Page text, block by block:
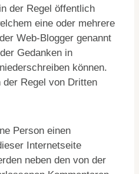
der Regel öffentlich
eine oder mehrere
Web-Blogger genannt
Gedanken in
können.
Regel von Dritten
Person einen
Internetseite
neben den von der